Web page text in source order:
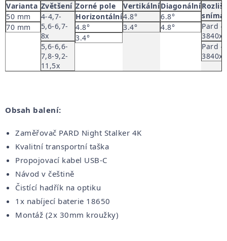
Varianta
50 mm
70 mm
Zvětšení
4-4,7-
5,6-6,7-
8x
5,6-6,6-
7,8-9,2-
11,5x
Zorné pole
Horizontální
4.8°
3.4°
Vertikální
4.8°
3.4°
Diagonální
6.8°
4.8°
Pard
Pard
Obsah balení:
Zaměřovač PARD Night Stalker 4K
Kvalitní transportní taška
Propojovací kabel USB-C
Návod v češtině
Čistící hadřík na optiku
1x nabíjecí baterie 18650
Montáž (2x 30mm kroužky)